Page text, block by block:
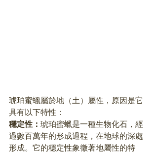
琥珀蜜蠟屬於地（土）屬性，原因是它
具有以下特性：
穩定性： 琥珀蜜蠟是一種生物化石，經
過數百萬年的形成過程，在地球的深處
形成。它的穩定性象徵著地屬性的特